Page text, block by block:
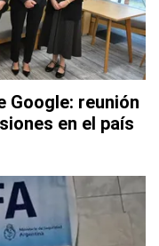
Google: reunión
en el país